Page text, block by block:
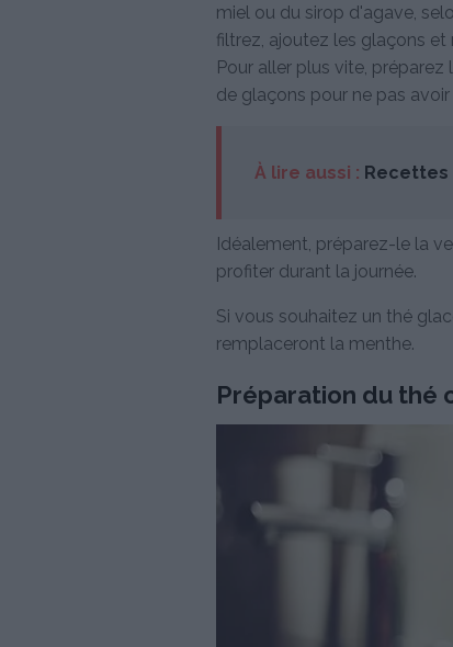
miel ou du sirop d'agave,
filtrez, ajoutez les glaçons
Pour aller plus vite,
de glaçons pour ne pas
À lire aussi : Recettes
Idéalement, préparez-le la
profiter durant la journée.
Si vous souhaitez un thé
remplaceront la menthe.
Préparation du thé